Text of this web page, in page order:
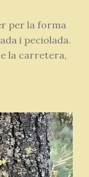
per la forma
i peciolada.
la carretera,